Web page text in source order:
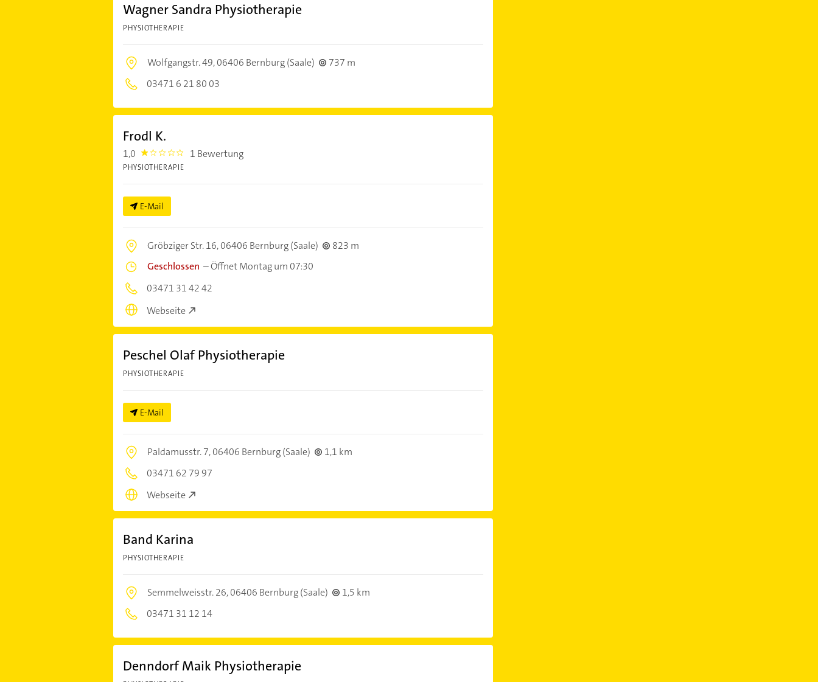
Wagner Sandra Physiotherapie
PHYSIOTHERAPIE
Wolfgangstr. 49,06406 Bernburg (Saale)
737 m
03471 6 21 80 03
Frodl K.
1,0 1.0 1 Bewertung
PHYSIOTHERAPIE
E-Mail
Gröbziger Str. 16,06406 Bernburg (Saale)
823 m
Geschlossen –Öffnet Montag um 07:30
03471 31 42 42
Webseite
Peschel Olaf Physiotherapie
PHYSIOTHERAPIE
E-Mail
Paldamusstr. 7,06406 Bernburg (Saale)
1,1 km
03471 62 79 97
Webseite
Band Karina
PHYSIOTHERAPIE
Semmelweisstr. 26,06406 Bernburg (Saale)
1,5 km
03471 31 12 14
Denndorf Maik Physiotherapie